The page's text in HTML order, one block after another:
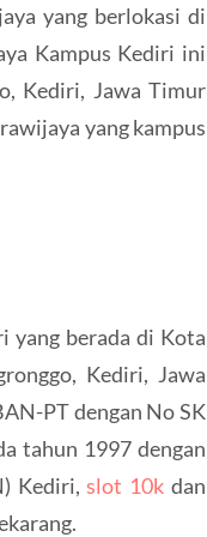
yang berlokasi di
Kampus Kediri ini
Kediri, Jawa Timur
yang kampus
yang berada di Kota
Kediri, Jawa
PT dengan No SK
tahun 1997 dengan
Kediri,slot 10k dan